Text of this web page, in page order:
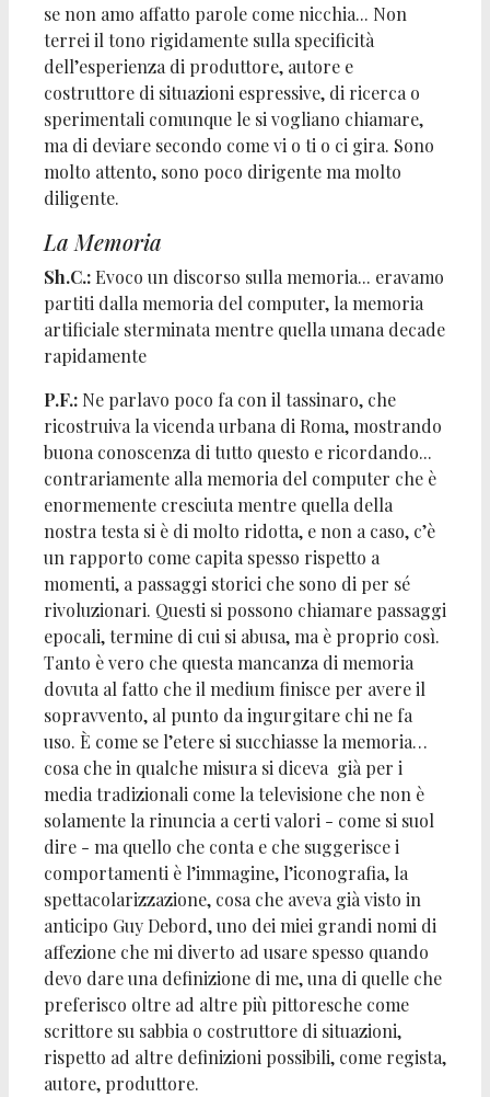
se non amo affatto parole come nicchia... Non
terrei il tono rigidamente sulla specificità
dell’esperienza di produttore, autore e
costruttore di situazioni espressive, di ricerca o
sperimentali comunque le si vogliano chiamare,
ma di deviare secondo come vi o ti o ci gira. Sono
molto attento, sono poco dirigente ma molto
diligente.
La Memoria
Sh.C.:Evoco un discorso sulla memoria... eravamo
partiti dalla memoria del computer, la memoria
artificiale sterminata mentre quella umana decade
rapidamente
P.F.: Ne parlavo poco fa con il tassinaro, che
ricostruiva la vicenda urbana di Roma, mostrando
buona conoscenza di tutto questo e ricordando...
contrariamente alla memoria del computer che è
enormemente cresciuta mentre quella della
nostra testa si è di molto ridotta, e non a caso, c’è
un rapporto come capita spesso rispetto a
momenti, a passaggi storici che sono di per sé
rivoluzionari. Questi si possono chiamare passaggi
epocali, termine di cui si abusa, ma è proprio così.
Tanto è vero che questa mancanza di memoria
dovuta al fatto che il medium finisce per avere il
sopravvento, al punto da ingurgitare chi ne fa
uso. È come se l’etere si succhiasse la memoria…
cosa che in qualche misura si diceva già per i
media tradizionali come la televisione che non è
solamente la rinuncia a certi valori - come si suol
dire - ma quello che conta e che suggerisce i
comportamenti è l’immagine, l’iconografia, la
spettacolarizzazione, cosa che aveva già visto in
anticipo Guy Debord, uno dei miei grandi nomi di
affezione che mi diverto ad usare spesso quando
devo dare una definizione di me, una di quelle che
preferisco oltre ad altre più pittoresche come
scrittore su sabbia o costruttore di situazioni,
rispetto ad altre definizioni possibili, come regista,
autore, produttore.